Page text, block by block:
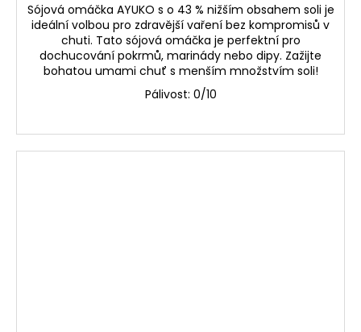
Sójová omáčka AYUKO s o 43 % nižším obsahem soli je
ideální volbou pro zdravější vaření bez kompromisů v
chuti. Tato sójová omáčka je perfektní pro
dochucování pokrmů, marinády nebo dipy. Zažijte
bohatou umami chuť s menším množstvím soli!
Pálivost: 0/10